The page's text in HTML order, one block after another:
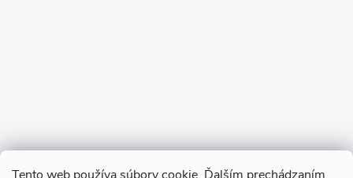
Sledovať na Instagrame